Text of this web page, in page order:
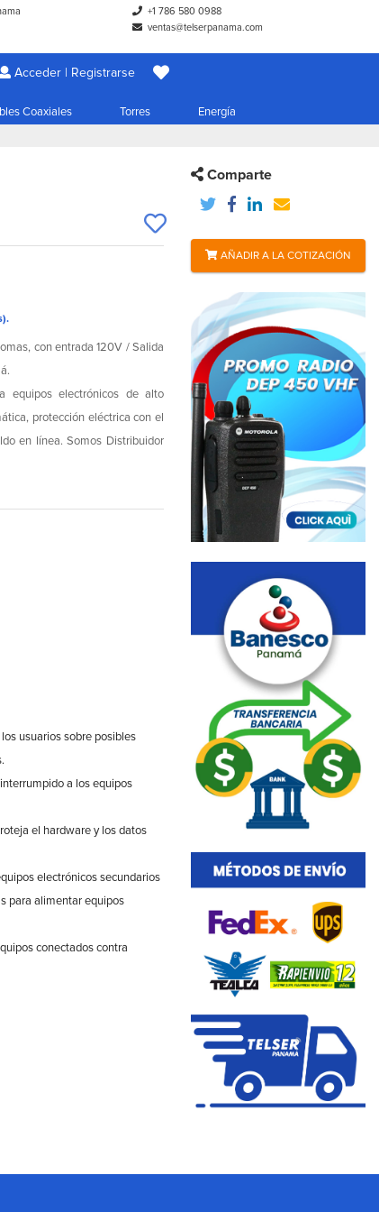
+1 786 580 0988
ventas@telserpanama.com
Acceder | Registrarse
Coaxiales Torres Energía
con entrada 120V / Salida
equipos electrónicos de alto
protección eléctrica con el
en línea. Somos Distribuidor
usuarios sobre posibles
a los equipos
el hardware y los datos
electrónicos secundarios
para alimentar equipos
conectados contra
Comparte
AÑADIR A LA COTIZACIÓN